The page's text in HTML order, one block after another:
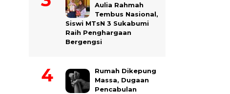
Aulia Rahmah
Tembus Nasional,
Siswi MTsN 3 Sukabumi
Raih Penghargaan
Bergengsi
Rumah Dikepung
Massa, Dugaan
Pencabulan